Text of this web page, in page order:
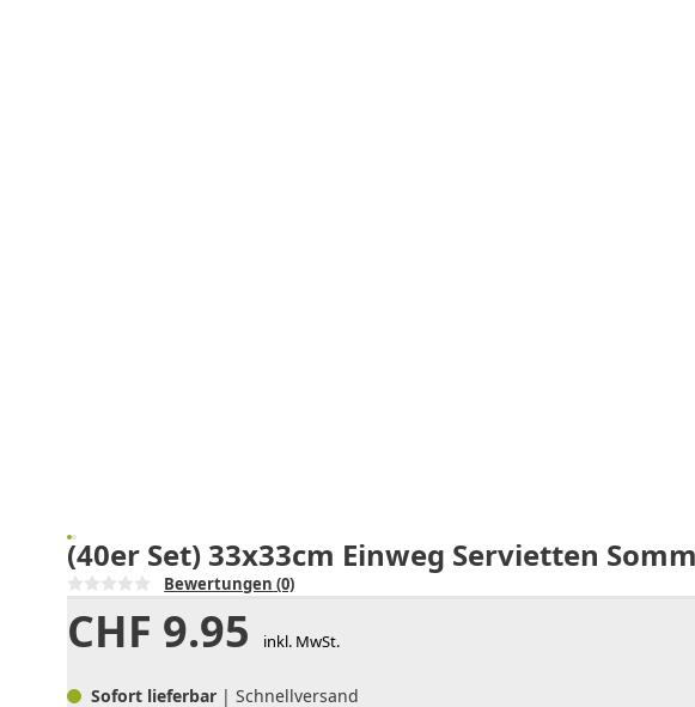
(40er Set) 33x33cm Einweg Servietten
Bewertungen (0)
CHF 9.95 inkl. MwSt.
Sofort lieferbar | Schnellversand